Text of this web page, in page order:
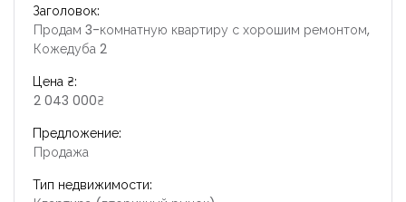
Заголовок:
Продам 3-комнатную квартиру с хорошим ремонтом,
Кожедуба 2
Цена ₴:
2 043 000₴
Предложение:
Продажа
Тип недвижимости: